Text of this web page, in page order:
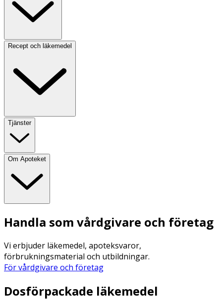
Recept och läkemedel
Tjänster
Om Apoteket
Handla som vårdgivare och företag
Vi erbjuder läkemedel, apoteksvaror,
förbrukningsmaterial och utbildningar.
För vårdgivare och företag
Dosförpackade läkemedel